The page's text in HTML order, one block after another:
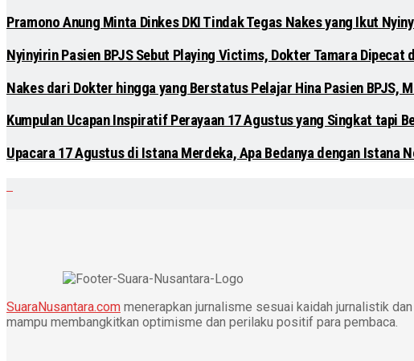
Pramono Anung Minta Dinkes DKI Tindak Tegas Nakes yang Ikut
Nyinyirin Pasien BPJS Sebut Playing Victims, Dokter Tamara Dipecat
Nakes dari Dokter hingga yang Berstatus Pelajar Hina Pasien BPJS,
Kumpulan Ucapan Inspiratif Perayaan 17 Agustus yang Singkat tapi
Upacara 17 Agustus di Istana Merdeka, Apa Bedanya dengan Istana
SuaraNusantara.com menerapkan jurnalisme sesuai kaidah jurnalistik
mampu membangkitkan optimisme dan perilaku positif para pembaca.